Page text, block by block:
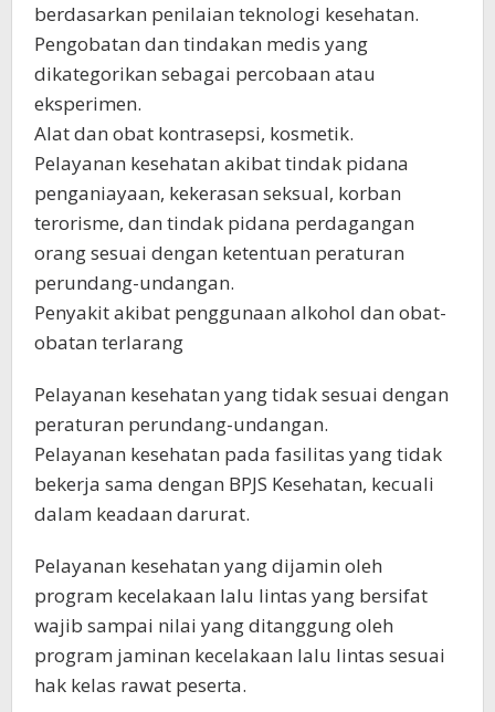
berdasarkan penilaian teknologi kesehatan.
Pengobatan dan tindakan medis yang
dikategorikan sebagai percobaan atau
eksperimen.
Alat dan obat kontrasepsi, kosmetik.
Pelayanan kesehatan akibat tindak pidana
penganiayaan, kekerasan seksual, korban
terorisme, dan tindak pidana perdagangan
orang sesuai dengan ketentuan peraturan
perundang-undangan.
Penyakit akibat penggunaan alkohol dan obat-
obatan terlarang
Pelayanan kesehatan yang tidak sesuai dengan
peraturan perundang-undangan.
Pelayanan kesehatan pada fasilitas yang tidak
bekerja sama dengan BPJS Kesehatan, kecuali
dalam keadaan darurat.
Pelayanan kesehatan yang dijamin oleh
program kecelakaan lalu lintas yang bersifat
wajib sampai nilai yang ditanggung oleh
program jaminan kecelakaan lalu lintas sesuai
hak kelas rawat peserta.